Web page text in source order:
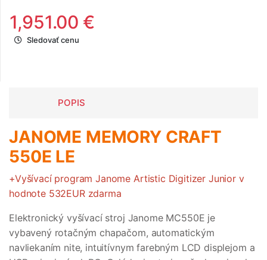
1,951.00 €
Sledovať cenu
POPIS
JANOME MEMORY CRAFT
550E LE
+Vyšívací program Janome Artistic Digitizer Junior v
hodnote 532EUR zdarma
Elektronický vyšívací stroj Janome MC550E je
vybavený rotačným chapačom, automatickým
navliekaním nite, intuitívnym farebným LCD displejom a